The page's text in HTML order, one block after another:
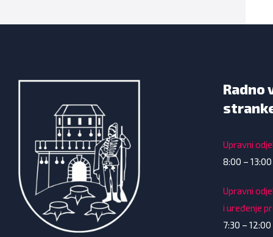
Radno
Upravni
8:00 –
Upravni
i uređenje
7:30 –